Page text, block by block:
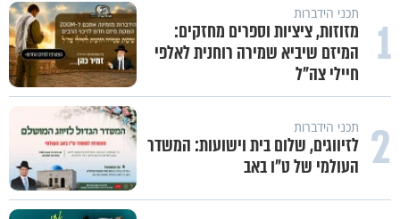
1 תכני הידברות
מזוזות, ציציות וספרים מחזקים:
המיזם שיביא שמירה רוחנית לאלפי
חיילי צה"ל
2 תכני הידברות
לזיווגים, שלום בית וישועות: המשדר
העולמי של ט"ו באב